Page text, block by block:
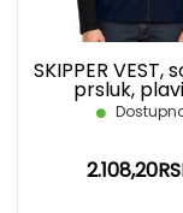
SKIPPER VEST,
prsluk,